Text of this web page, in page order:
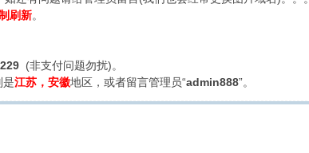
刷新。
(非支付问题勿扰)。
是江苏，安徽地区，或者留言管理员“admin888”。